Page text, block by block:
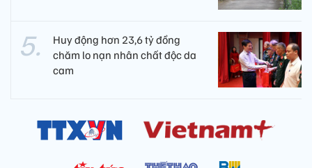
Huy động hơn 23,6 tỷ đồng
chăm lo nạn nhân chất độc da
cam